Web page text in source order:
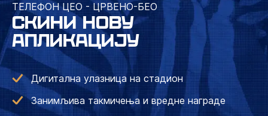
ТЕЛЕФОН ЦЕО - ЦРВЕНО-БЕО
СКИНИ НОВУ
АПЛИКАЦИЈУ
Дигитална улазница на стадион
Занимљива такмичења и вредне награде